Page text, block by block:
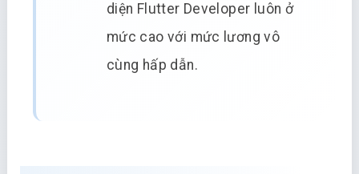
diện Flutter Developer luôn ở
mức cao với mức lương vô
cùng hấp dẫn.